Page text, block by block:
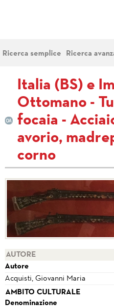
Ricerca semplice Ricerca
Italia (BS) e
Ottomano -
focaia -
avorio,
corno
AUTORE
Autore
Acquisti, Giovanni Maria
AMBITO CULTURALE
Denominazione